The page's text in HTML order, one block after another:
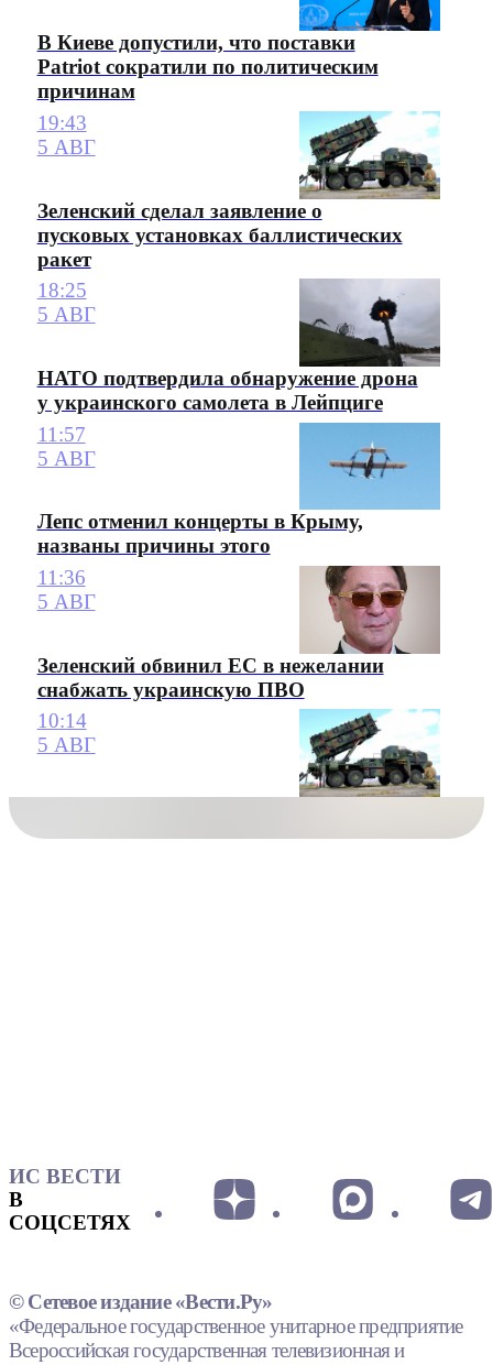
В Киеве допустили, что поставки
Patriot сократили по политическим
причинам
19:43
5 АВГ
Зеленский сделал заявление о
пусковых установках баллистических
ракет
18:25
5 АВГ
НАТО подтвердила обнаружение дрона
у украинского самолета в Лейпциге
11:57
5 АВГ
Лепс отменил концерты в Крыму,
названы причины этого
11:36
5 АВГ
Зеленский обвинил ЕС в нежелании
снабжать украинскую ПВО
10:14
5 АВГ
ИС ВЕСТИ
В
СОЦСЕТЯХ
© Сетевое издание «Вести.Ру»
«Федеральное государственное унитарное предприятие
Всероссийская государственная телевизионная и